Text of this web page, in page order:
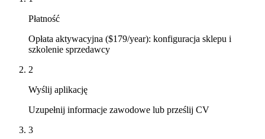
Płatność
Opłata aktywacyjna ($179/year): konfiguracja sklepu i
szkolenie sprzedawcy
2
Wyślij aplikację
Uzupełnij informacje zawodowe lub prześlij CV
3